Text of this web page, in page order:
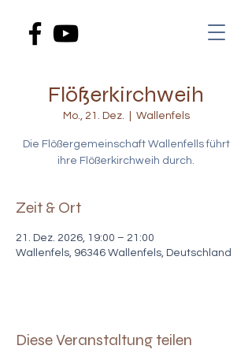
Flößerkirchweih
Mo., 21. Dez. Wallenfels
Die Flößergemeinschaft Wallenfells führt
ihre Flößerkirchweih durch.
Zeit & Ort
21. Dez. 2026, 19:00 – 21:00
Wallenfels, 96346 Wallenfels, Deutschland
Diese Veranstaltung teilen